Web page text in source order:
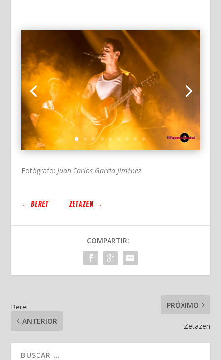
Fotógrafo: Juan Carlos García Jiménez
← BERET ZETAZEN→
COMPARTIR:
Beret
ANTERIOR
PRÓXIMO
Zetazen